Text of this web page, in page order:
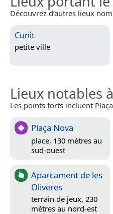
Découvrez d’autres lieux
Cunit
petite ville
Lieux notables
Les points forts incluent
Plaça Nova
place, 130 mètres au
sud-ouest
Aparcament de les
Oliveres
terrain de jeux, 230
mètres au nord-est